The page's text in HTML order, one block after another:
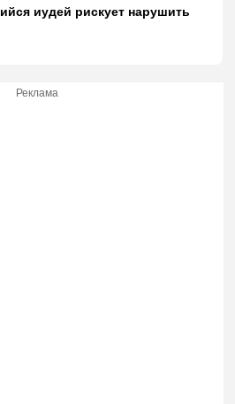
иудей рискует нарушить
Реклама